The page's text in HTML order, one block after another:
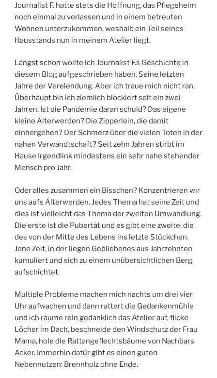
Journalist F. hatte stets die Hoffnung, das Pflegeheim
noch einmal zu verlassen und in einem betreuten
Wohnen unterzukommen, weshalb ein Teil seines
Hausstands nun in meinem Atelier liegt.
Längst schon wollte ich Journalist F.s Geschichte in
diesem Blog aufgeschrieben haben. Seine letzten
Jahre der Verelendung. Aber ich traue mich nicht ran.
Überhaupt bin ich ziemlich blockiert seit ein zwei
Jahren. Ist die Pandemie daran schuld? Das eigene
kleine Älterwerden? Die Zipperlein, die damit
einhergehen? Der Schmerz über die vielen Toten in der
nahen Verwandtschaft? Seit zehn Jahren stirbt im
Hause Irgendlink mindestens ein sehr nahe stehender
Mensch pro Jahr.
Oder alles zusammen ein Bisschen? Konzentrieren wir
uns aufs Älterwerden. Jedes Thema hat seine Zeit und
dies ist vielleicht das Thema der zweiten Umwandlung.
Die erste ist die Pubertät und es gibt eine zweite, die
des von der Mitte des Lebens ins letzte Stückchen.
Jene Zeit, in der liegen Gebliebenes aus Jahrzehnten
kumuliert und sich zu einem unübersichtlichen Berg
aufschichtet.
Multiple Probleme machen mich nachts um drei vier
Uhr aufwachen und dann rattert die Gedankenmühle
und ich räume rein gedanklich das Atelier auf, flicke
Löcher im Dach, beschneide den Windschutz der Frau
Mama, hole die Rattangeflechtsbäume von Nachbars
Acker. Immerhin dafür gibt es einen guten
Nebennutzen: Brennholz ohne Ende.